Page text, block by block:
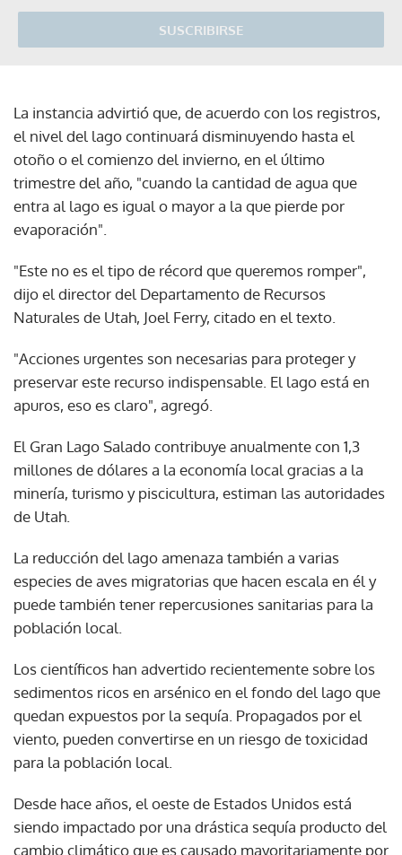
SUSCRIBIRSE
La instancia advirtió que, de acuerdo con los registros,
el nivel del lago continuará disminuyendo hasta el
otoño o el comienzo del invierno, en el último
trimestre del año, "cuando la cantidad de agua que
entra al lago es igual o mayor a la que pierde por
evaporación".
"Este no es el tipo de récord que queremos romper",
dijo el director del Departamento de Recursos
Naturales de Utah, Joel Ferry, citado en el texto.
"Acciones urgentes son necesarias para proteger y
preservar este recurso indispensable. El lago está en
apuros, eso es claro", agregó.
El Gran Lago Salado contribuye anualmente con 1,3
millones de dólares a la economía local gracias a la
minería, turismo y piscicultura, estiman las autoridades
de Utah.
La reducción del lago amenaza también a varias
especies de aves migratorias que hacen escala en él y
puede también tener repercusiones sanitarias para la
población local.
Los científicos han advertido recientemente sobre los
sedimentos ricos en arsénico en el fondo del lago que
quedan expuestos por la sequía. Propagados por el
viento, pueden convertirse en un riesgo de toxicidad
para la población local.
Desde hace años, el oeste de Estados Unidos está
siendo impactado por una drástica sequía producto del
cambio climático que es causado mayoritariamente por